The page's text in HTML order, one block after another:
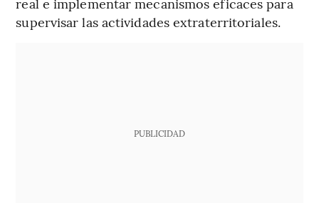
supervisar las actividades extraterritoriales.
PUBLICIDAD